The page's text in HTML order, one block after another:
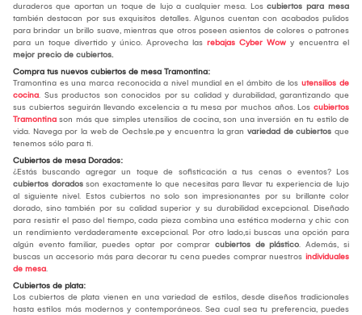
duraderos que aportan un toque de lujo a cualquier mesa. Los cubiertos para mesa
también destacan por sus exquisitos detalles. Algunos cuentan con acabados pulidos
para brindar un brillo suave, mientras que otros poseen asientos de colores o patrones
para un toque divertido y único. Aprovecha las rebajas Cyber Wow y encuentra el
mejor precio de cubiertos.
Compra tus nuevos cubiertos de mesa Tramontina:
Tramontina es una marca reconocida a nivel mundial en el ámbito de los utensilios de
cocina. Sus productos son conocidos por su calidad y durabilidad, garantizando que
sus cubiertos seguirán llevando excelencia a tu mesa por muchos años. Los cubiertos
Tramontina son más que simples utensilios de cocina, son una inversión en tu estilo de
vida. Navega por la web de Oechsle.pe y encuentra la gran variedad de cubiertos que
tenemos sólo para ti.
Cubiertos de mesa Dorados:
¿Estás buscando agregar un toque de sofisticación a tus cenas o eventos? Los
cubiertos dorados son exactamente lo que necesitas para llevar tu experiencia de lujo
al siguiente nivel. Estos cubiertos no solo son impresionantes por su brillante color
dorado, sino también por su calidad superior y su durabilidad excepcional. Diseñado
para resistir el paso del tiempo, cada pieza combina una estética moderna y chic con
un rendimiento verdaderamente excepcional. Por otro lado,si buscas una opción para
algún evento familiar, puedes optar por comprar cubiertos de plástico. Además, si
buscas un accesorio más para decorar tu cena puedes comprar nuestros individuales
de mesa.
Cubiertos de plata:
Los cubiertos de plata vienen en una variedad de estilos, desde diseños tradicionales
hasta estilos más modernos y contemporáneos. Sea cual sea tu preferencia, puedes